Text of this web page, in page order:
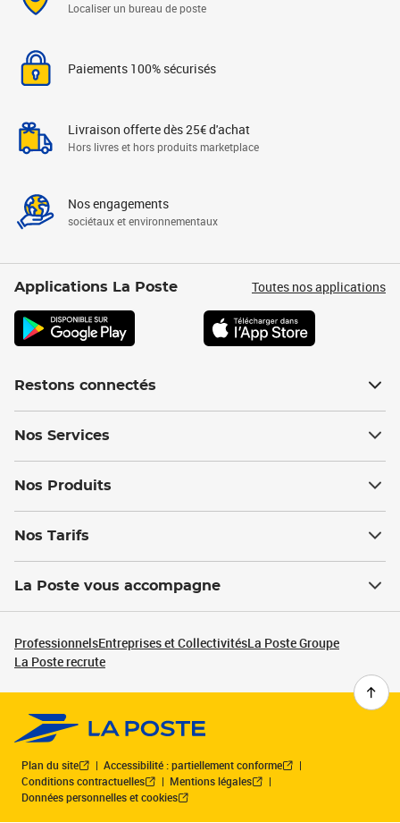
Localiser un bureau de poste
Paiements 100% sécurisés
Livraison offerte dès 25€ d'achat
Hors livres et hors produits marketplace
Nos engagements
sociétaux et environnementaux
Applications La Poste Toutes nos applications
Restons connectés
Nos Services
Nos Produits
Nos Tarifs
La Poste vous accompagne
ProfessionnelsEntreprises et CollectivitésLa Poste Groupe
La Poste recrute
Plan du site
Accessibilité : partiellement conforme
Conditions contractuelles
Mentions légales
Données personnelles et cookies